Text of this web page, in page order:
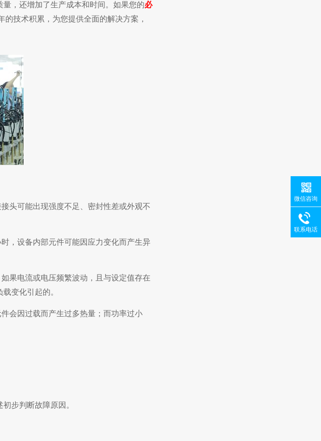
，还增加了生产成本和时间。如果您的必
的技术积累，为您提供全面的解决方案，
头可能出现强度不足、密封性差或外观不
，设备内部元件可能因应力变化而产生异
果电流或电压频繁波动，且与设定值存在
变化引起的。
会因过载而产生过多热量；而功率过小
步判断故障原因。
微信咨询
联系电话